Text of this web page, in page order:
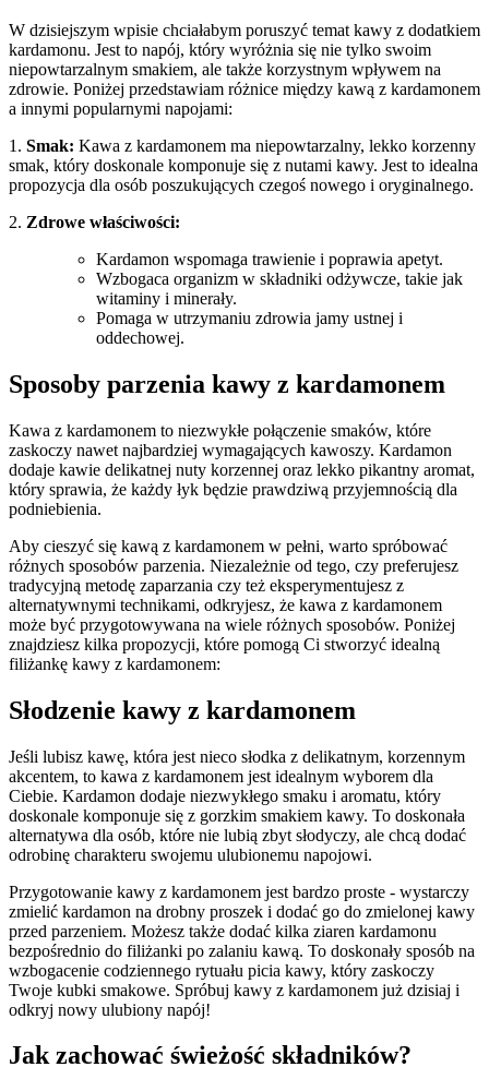
W dzisiejszym ⁣wpisie ​chciałabym poruszyć temat kawy z‌ dodatkiem
kardamonu. Jest to napój,⁣ który‍ wyróżnia się ⁤nie tylko swoim
niepowtarzalnym smakiem, ale także korzystnym wpływem na
zdrowie. Poniżej przedstawiam‌ różnice ​między kawą ⁤z kardamonem
a innymi popularnymi napojami:
1. Smak: Kawa z kardamonem‌ ma‌ niepowtarzalny, lekko korzenny
smak, który doskonale ‍komponuje się ‍z nutami‍ kawy. ⁣Jest ‌to idealna​
propozycja dla osób‍ poszukujących czegoś nowego i oryginalnego.
2. Zdrowe właściwości:
Kardamon wspomaga trawienie i poprawia apetyt.
Wzbogaca organizm ⁢w składniki⁢ odżywcze, takie jak
witaminy i minerały.
Pomaga w utrzymaniu zdrowia jamy ustnej i
oddechowej.
Sposoby parzenia kawy z kardamonem
Kawa z kardamonem to⁤ niezwykłe‌ połączenie smaków, które‍
zaskoczy nawet​ najbardziej ⁣wymagających‍ kawoszy. Kardamon
dodaje kawie⁢ delikatnej ‌nuty korzennej oraz lekko pikantny aromat,
który‍ sprawia, że każdy łyk będzie prawdziwą przyjemnością dla
podniebienia.
Aby⁣ cieszyć ‍się kawą z ​kardamonem⁢ w pełni, warto ⁢spróbować
różnych sposobów parzenia. Niezależnie od tego, czy preferujesz
tradycyjną metodę zaparzania czy też eksperymentujesz z
alternatywnymi technikami, odkryjesz, że‌ kawa⁤ z kardamonem‌
może⁣ być⁤ przygotowywana na wiele różnych ​sposobów. Poniżej‌
znajdziesz​ kilka‌ propozycji, które pomogą Ci stworzyć idealną⁣
filiżankę ‌kawy z kardamonem:
Słodzenie kawy z ⁣kardamonem
Jeśli lubisz​ kawę, która​ jest nieco słodka​ z delikatnym, ​korzennym
⁢akcentem, to kawa z⁢ kardamonem jest idealnym wyborem dla
Ciebie. ​Kardamon dodaje niezwykłego smaku i⁤ aromatu, który
doskonale komponuje ⁢się z gorzkim smakiem‍ kawy. To doskonała
alternatywa dla osób, które nie lubią zbyt słodyczy, ale chcą dodać
odrobinę charakteru ⁢swojemu ulubionemu napojowi.
Przygotowanie ​kawy z kardamonem jest bardzo ​proste -‌ wystarczy
zmielić kardamon ⁤na drobny⁢ proszek ⁢i dodać go do zmielonej kawy
⁤przed parzeniem. Możesz także dodać‍ kilka ziaren kardamonu
bezpośrednio do filiżanki po zalaniu kawą. To ⁢doskonały sposób​ na
wzbogacenie codziennego⁢ rytuału picia kawy, który zaskoczy
Twoje kubki smakowe. Spróbuj ​kawy z kardamonem już dzisiaj i
odkryj​ nowy⁢ ulubiony ​napój!
Jak zachować świeżość składników?